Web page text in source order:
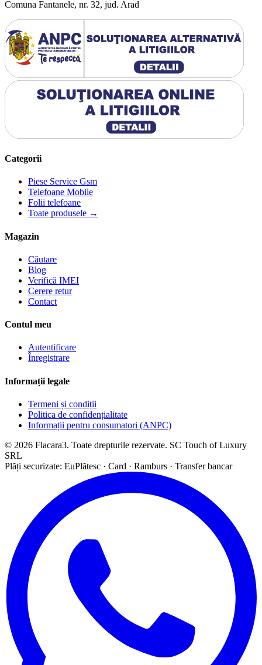
Comuna Fantanele, nr. 32, jud. Arad
Categorii
Piese Service Gsm
Telefoane Mobile
Folii telefoane
Toate produsele →
Magazin
Căutare
Blog
Verifică IMEI
Cerere retur
Contact
Contul meu
Autentificare
Înregistrare
Informații legale
Termeni și condiții
Politica de confidențialitate
Informații pentru consumatori (ANPC)
© 2026 Flacara3. Toate drepturile rezervate. SC Touch of Luxury
SRL
Plăți securizate: EuPlătesc · Card · Ramburs · Transfer bancar